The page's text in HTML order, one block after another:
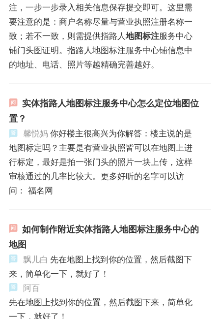
注，一步一步录入相关信息保存提交即可。这里需
要注意的是：商户名称尽量与营业执照注册名称一
致；若不一致，则需提供指路人地图标注服务中心
铺门头图证明。指路人地图标注服务中心铺信息中
的地址、电话、照片等越精确完善越好。
实体指路人地图标注服务中心怎么定位地图位
置？
馨悦妈你好楼主很高兴为你解答：楼主说的是
地图标定吗？主要是有营业执照皆可以在地图上进
行标定，最好是拍一张门头的照片一块上传，这样
审核通过的几率比较大。更多好听的名字可以访
问： 福名网
如何制作附近实体指路人地图标注服务中心的
地图
飘儿白 先在地图上找到你的位置，然后截图下
来，简单化一下，就好了！
阿百
先在地图上找到你的位置，然后截图下来，简单化
一下，就好了！